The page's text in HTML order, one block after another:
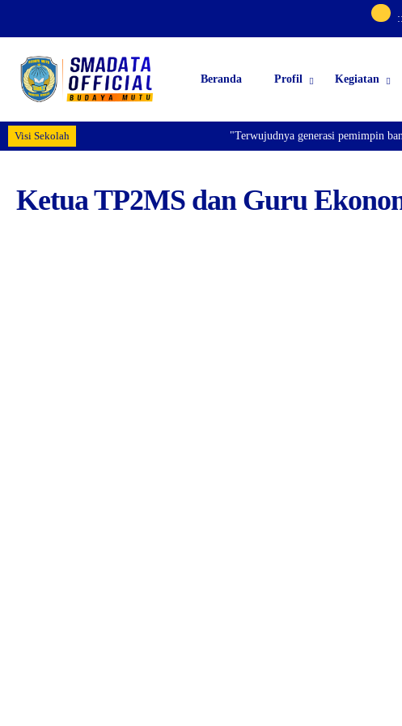
::
Beranda Profil Kegiatan
Visi Sekolah "Terwujudnya generasi pemimpin
Ketua TP2MS dan Guru